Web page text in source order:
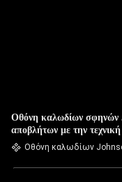
Οθόνη καλωδίων σφηνών
αποβλήτων με την
Οθόνη καλωδίων